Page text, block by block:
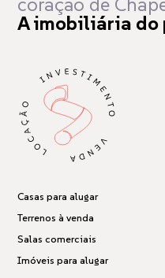
A imobiliária do
Casas para alugar
Terrenos à venda
Salas comerciais
Imóveis para alugar